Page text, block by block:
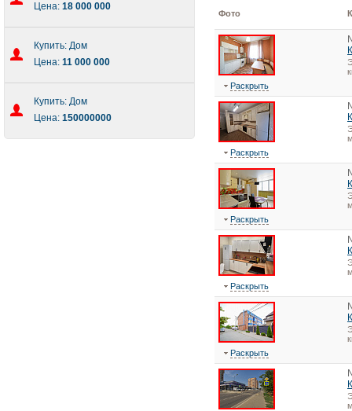
Цена: 18 000 000
Купить: Дом
Цена: 11 000 000
Купить: Дом
Цена: 150000000
Фото
Раскрыть
Раскрыть
Раскрыть
Раскрыть
Раскрыть